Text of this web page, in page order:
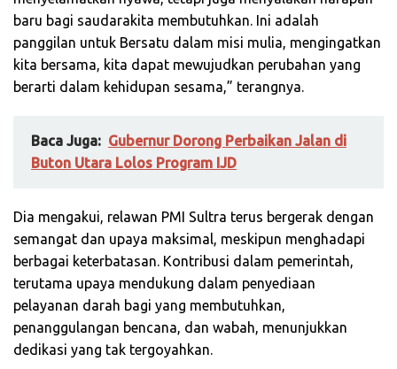
baru bagi saudarakita membutuhkan. Ini adalah
panggilan untuk Bersatu dalam misi mulia, mengingatkan
kita bersama, kita dapat mewujudkan perubahan yang
berarti dalam kehidupan sesama,” terangnya.
Baca Juga: Gubernur Dorong Perbaikan Jalan di
Buton Utara Lolos Program IJD
Dia mengakui, relawan PMI Sultra terus bergerak dengan
semangat dan upaya maksimal, meskipun menghadapi
berbagai keterbatasan. Kontribusi dalam pemerintah,
terutama upaya mendukung dalam penyediaan
pelayanan darah bagi yang membutuhkan,
penanggulangan bencana, dan wabah, menunjukkan
dedikasi yang tak tergoyahkan.